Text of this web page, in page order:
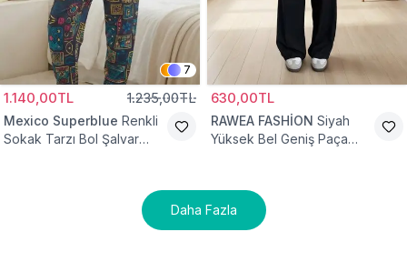
7
1.140,00TL 1.235,00TL
Mexico Superblue Renkli
Sokak Tarzı Bol Şalvar
630,00TL
RAWEA FASHİON Siyah
Yüksek Bel Geniş Paça
Daha Fazla